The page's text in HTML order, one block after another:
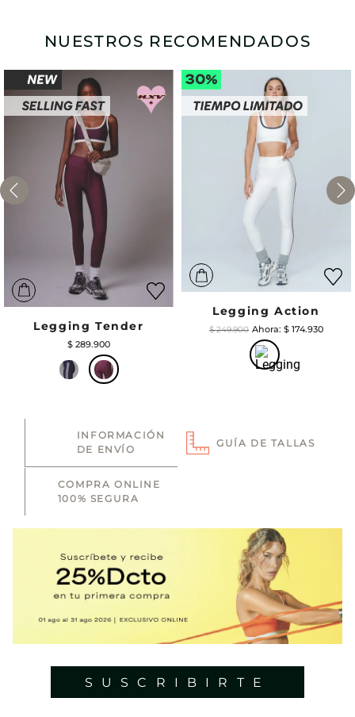
NUESTROS RECOMENDADOS
Legging Tender
$ 289.900
Legging Action
$ 249.900 $ 174.930
INFORMACIÓN
DE ENVÍO
GUÍA DE TALLAS
COMPRA ONLINE
100% SEGURA
SUSCRIBIRTE